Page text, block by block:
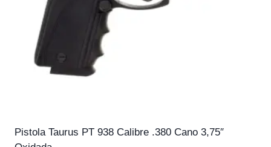
Pistola Taurus PT 938 Calibre .380 Cano 3,75″